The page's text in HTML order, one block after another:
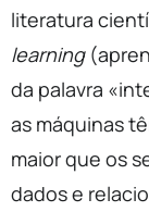
literatura
learning
da palavra
as máquinas
maior que os
dados e